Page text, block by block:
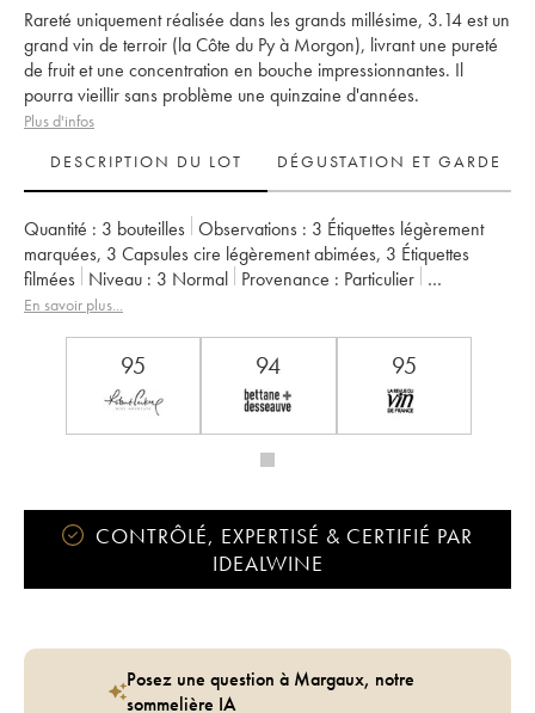
Rareté uniquement réalisée dans les grands millésime, 3.14 est un
grand vin de terroir (la Côte du Py à Morgon), livrant une pureté
de fruit et une concentration en bouche impressionnantes. Il
pourra vieillir sans problème une quinzaine d'années.
Plus d'infos
DESCRIPTION DU LOT
DÉGUSTATION ET GARDE
Quantité : 3 bouteilles Observations : 3 Étiquettes légèrement
marquées, 3 Capsules cire légèrement abimées, 3 Étiquettes
filmées
Niveau : 3 Normal Provenance : particulier
TVA récupérable :
En savoir plus...
95 94 95
CONTRÔLÉ, EXPERTISÉ & CERTIFIÉ PAR
IDEALWINE
Posez une question à Margaux, notre
sommelière IA